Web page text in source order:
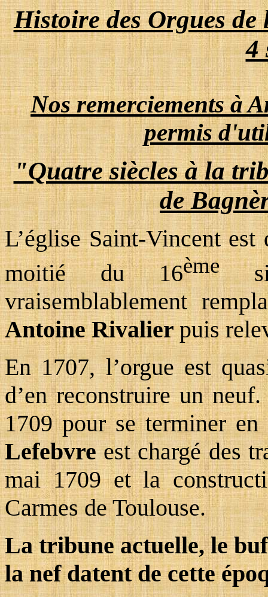
Histoire des Orgues
4
Nos remerciements à
permis
"Quatre siècles à la
de
L’église Saint-Vincent est
moitié du 16ème
vraisemblablement
Antoine Rivalierpuis
En 1707, l’orgue est
d’en reconstruire un
1709 pour se terminer
Lefebvreest chargé des
mai 1709 et la
Carmes de Toulouse.
La tribune actuelle, le
la nef datent de cette